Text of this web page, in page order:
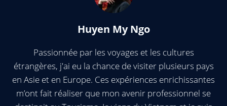
Huyen My Ngo
Passionnée par les voyages et les cultures
étrangères, j'ai eu la chance de visiter plusieurs pays
en Asie et en Europe. Ces expériences enrichissantes
m’ont fait réaliser que mon avenir professionnel se